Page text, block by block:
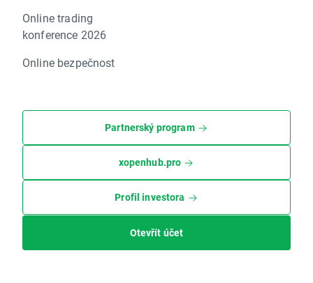
Online trading
konference 2026
Online bezpečnost
Partnerský program
xopenhub.pro
Profil investora
Otevřít účet